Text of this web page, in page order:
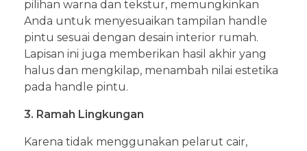
pilihan warna dan tekstur, memungkinkan
Anda untuk menyesuaikan tampilan handle
pintu sesuai dengan desain interior rumah.
Lapisan ini juga memberikan hasil akhir yang
halus dan mengkilap, menambah nilai estetika
pada handle pintu.
3. Ramah Lingkungan
Karena tidak menggunakan pelarut cair,